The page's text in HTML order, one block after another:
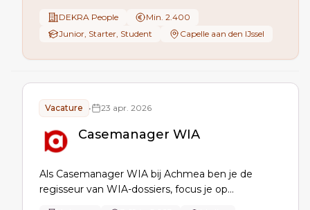
schadebehandeling. Start met de interne
opleiding en pas je vaardigheden toe in de
DEKRA People
Min. 2.400
Junior, Starter, Student
Capelle aan den IJssel
Vacature • 23 apr. 2026
Casemanager WIA
Als Casemanager WIA bij Achmea ben je de
regisseur van WIA-dossiers, focus je op